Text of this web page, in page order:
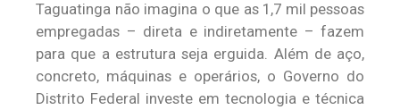
Taguatinga não imagina o que as 1,7 mil pessoas
empregadas – direta e indiretamente – fazem
para que a estrutura seja erguida. Além de aço,
concreto, máquinas e operários, o Governo do
Distrito Federal investe em tecnologia e técnica